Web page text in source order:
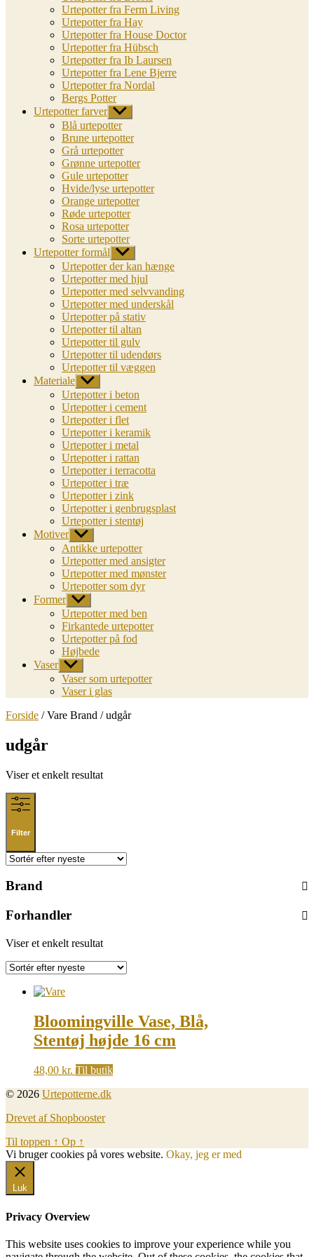
Urtepotter fra Ferm Living
Urtepotter fra Hay
Urtepotter fra House Doctor
Urtepotter fra Hübsch
Urtepotter fra Ib Laursen
Urtepotter fra Lene Bjerre
Urtepotter fra Nordal
Bergs Potter
Urtepotter farver Vis
undermenu
Blå urtepotter
Brune urtepotter
Grå urtepotter
Grønne urtepotter
Gule urtepotter
Hvide/lyse urtepotter
Orange urtepotter
Røde urtepotter
Rosa urtepotter
Sorte urtepotter
Urtepotter formål Vis
undermenu
Urtepotter der kan hænge
Urtepotter med hjul
Urtepotter med selvvanding
Urtepotter med underskål
Urtepotter på stativ
Urtepotter til altan
Urtepotter til gulv
Urtepotter til udendørs
Urtepotter til væggen
Materiale Vis
undermenu
Urtepotter i beton
Urtepotter i cement
Urtepotter i flet
Urtepotter i keramik
Urtepotter i metal
Urtepotter i rattan
Urtepotter i terracotta
Urtepotter i træ
Urtepotter i zink
Urtepotter i genbrugsplast
Urtepotter i stentøj
Motiver Vis
undermenu
Antikke urtepotter
Urtepotter med ansigter
Urtepotter med mønster
Urtepotter som dyr
Former Vis
undermenu
Urtepotter med ben
Firkantede urtepotter
Urtepotter på fod
Højbede
Vaser Vis
undermenu
Vaser som urtepotter
Vaser i glas
Forside / Vare Brand / udgår
udgår
Viser et enkelt resultat
Filter
Brand
Forhandler
Viser et enkelt resultat
Bloomingville Vase, Blå,
Stentøj højde 16 cm
48,00 kr. Til butik
© 2026 Urtepotterne.dk
Drevet af Shopbooster
Til toppen ↑ Op ↑
Vi bruger cookies på vores website. Okay, jeg er med
Luk
Privacy Overview
This website uses cookies to improve your experience while you